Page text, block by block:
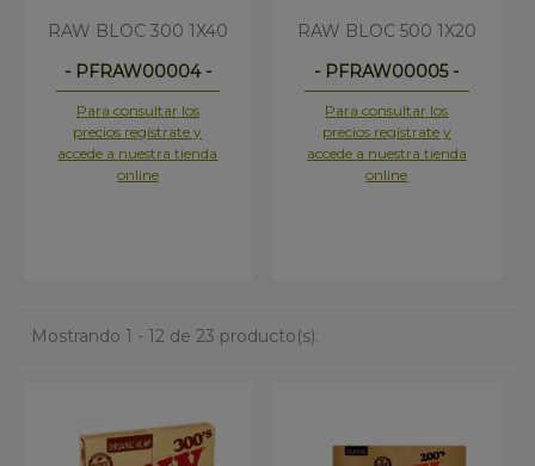
RAW BLOC 300 1X40
- PFRAW00004 -
Para consultar los
precios regístrate y
accede a nuestra tienda
online
RAW BLOC 500 1X20
- PFRAW00005 -
Para consultar los
precios regístrate y
accede a nuestra tienda
online
Mostrando 1 - 12 de 23 producto(s).